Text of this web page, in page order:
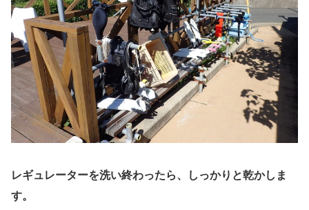
レギュレーターを洗い終わったら、しっかりと乾かしま
す。